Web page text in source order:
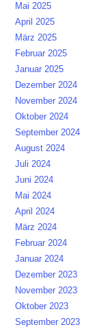
Mai 2025
April 2025
März 2025
Februar 2025
Januar 2025
Dezember 2024
November 2024
Oktober 2024
September 2024
August 2024
Juli 2024
Juni 2024
Mai 2024
April 2024
März 2024
Februar 2024
Januar 2024
Dezember 2023
November 2023
Oktober 2023
September 2023